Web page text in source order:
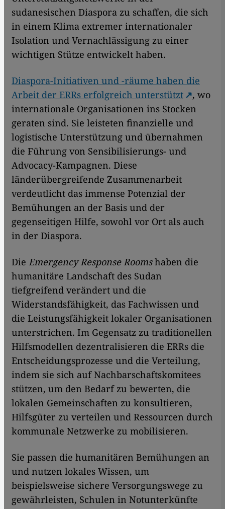
sudanesischen Diaspora zu schaffen, die sich
in einem Klima extremer internationaler
Isolation und Vernachlässigung zu einer
wichtigen Stütze entwickelt haben.
Diaspora-Initiativen und -räume haben die
Arbeit der ERRs erfolgreich unterstützt
, wo
internationale Organisationen ins Stocken
geraten sind. Sie leisteten finanzielle und
logistische Unterstützung und übernahmen
die Führung von Sensibilisierungs- und
Advocacy-Kampagnen. Diese
länderübergreifende Zusammenarbeit
verdeutlicht das immense Potenzial der
Bemühungen an der Basis und der
gegenseitigen Hilfe, sowohl vor Ort als auch
in der Diaspora.
Die Emergency Response Roomshaben die
humanitäre Landschaft des Sudan
tiefgreifend verändert und die
Widerstandsfähigkeit, das Fachwissen und
die Leistungsfähigkeit lokaler Organisationen
unterstrichen. Im Gegensatz zu traditionellen
Hilfsmodellen dezentralisieren die ERRs die
Entscheidungsprozesse und die Verteilung,
indem sie sich auf Nachbarschaftskomitees
stützen, um den Bedarf zu bewerten, die
lokalen Gemeinschaften zu konsultieren,
Hilfsgüter zu verteilen und Ressourcen durch
kommunale Netzwerke zu mobilisieren.
Sie passen die humanitären Bemühungen an
und nutzen lokales Wissen, um
beispielsweise sichere Versorgungswege zu
gewährleisten, Schulen in Notunterkünfte